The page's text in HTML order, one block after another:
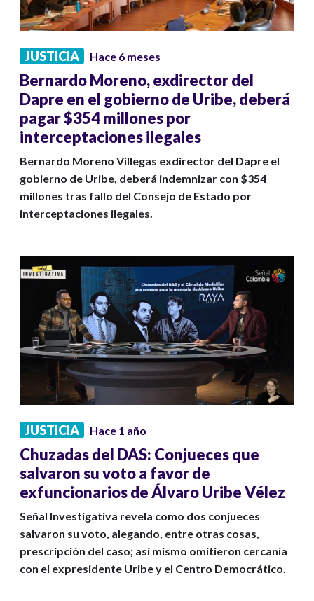
JUSTICIA Hace 6 meses
Bernardo Moreno, exdirector del
Dapre en el gobierno de Uribe, deberá
pagar $354 millones por
interceptaciones ilegales
Bernardo Moreno Villegas exdirector del Dapre el
gobierno de Uribe, deberá indemnizar con $354
millones tras fallo del Consejo de Estado por
interceptaciones ilegales.
JUSTICIA Hace 1 año
Chuzadas del DAS: Conjueces que
salvaron su voto a favor de
exfuncionarios de Álvaro Uribe Vélez
Señal Investigativa revela como dos conjueces
salvaron su voto, alegando, entre otras cosas,
prescripción del caso; así mismo omitieron cercanía
con el expresidente Uribe y el Centro Democrático.